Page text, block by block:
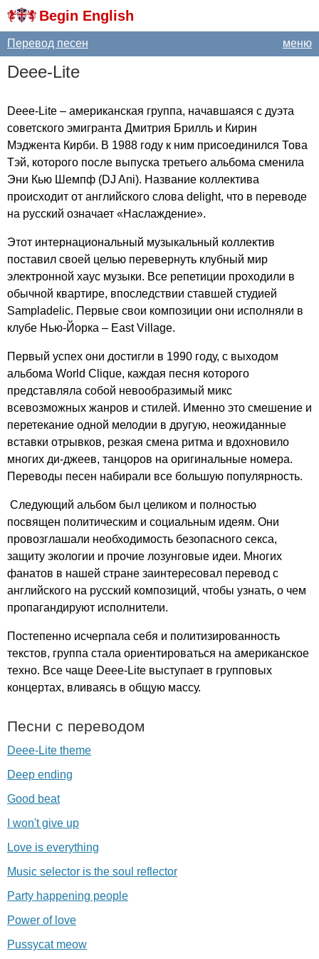
Begin English
меню
Перевод песен
Deee-Lite
Deee-Lite – американская группа, начавшаяся с дуэта
советского эмигранта Дмитрия Брилль и Кирин
Мэджента Кирби. В 1988 году к ним присоединился Това
Тэй, которого после выпуска третьего альбома сменила
Эни Кью Шемпф (DJ Ani). Название коллектива
происходит от английского слова delight, что в переводе
на русский означает «Наслаждение».
Этот интернациональный музыкальный коллектив
поставил своей целью перевернуть клубный мир
электронной хаус музыки. Все репетиции проходили в
обычной квартире, впоследствии ставшей студией
Sampladelic. Первые свои композиции они исполняли в
клубе Нью-Йорка – East Village.
Первый успех они достигли в 1990 году, с выходом
альбома World Clique, каждая песня которого
представляла собой невообразимый микс
всевозможных жанров и стилей. Именно это смешение и
перетекание одной мелодии в другую, неожиданные
вставки отрывков, резкая смена ритма и вдохновило
многих ди-джеев, танцоров на оригинальные номера.
Переводы песен набирали все большую популярность.
Следующий альбом был целиком и полностью
посвящен политическим и социальным идеям. Они
провозглашали необходимость безопасного секса,
защиту экологии и прочие лозунговые идеи. Многих
фанатов в нашей стране заинтересовал перевод с
английского на русский композиций, чтобы узнать, о чем
пропагандируют исполнители.
Постепенно исчерпала себя и политизированность
текстов, группа стала ориентироваться на американское
техно. Все чаще Deee-Lite выступает в групповых
концертах, вливаясь в общую массу.
Песни с переводом
Deee-Lite theme
Deep ending
Good beat
I won't give up
Love is everything
Music selector is the soul reflector
Party happening people
Power of love
Pussycat meow